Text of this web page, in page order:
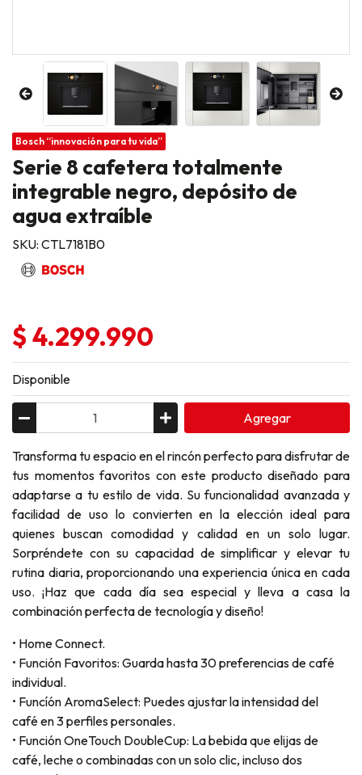
Bosch “innovación para tu vida”
Serie 8 cafetera totalmente
integrable negro, depósito de
agua extraíble
SKU: CTL7181B0
$ 4.299.990
Disponible
Agregar
Transforma tu espacio en el rincón perfecto para disfrutar de
tus momentos favoritos con este producto diseñado para
adaptarse a tu estilo de vida. Su funcionalidad avanzada y
facilidad de uso lo convierten en la elección ideal para
quienes buscan comodidad y calidad en un solo lugar.
Sorpréndete con su capacidad de simplificar y elevar tu
rutina diaria, proporcionando una experiencia única en cada
uso. ¡Haz que cada día sea especial y lleva a casa la
combinación perfecta de tecnología y diseño!
• Home Connect.
• Función Favoritos: Guarda hasta 30 preferencias de café
individual.
• Funcíón AromaSelect: Puedes ajustar la intensidad del
café en 3 perfiles personales.
• Función OneTouch DoubleCup: La bebida que elijas de
café, leche o combinadas con un solo clic, incluso dos